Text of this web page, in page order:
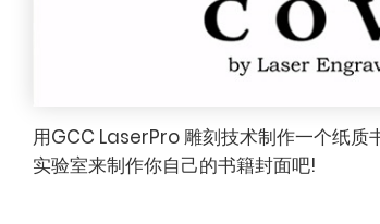
用GCC LaserPro 雕刻技术制作一个纸
实验室来制作你自己的书籍封面吧!